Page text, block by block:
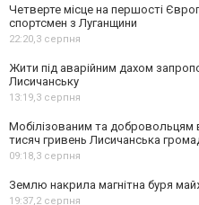
Четверте місце на першості
спортсмен з Луганщини
22:20,3 серпня
Жити під аварійним дахом
Лисичанську
13:19,3 серпня
Мобілізованим та
тисяч гривень Лисичанська
09:18,3 серпня
Землю накрила магнітна буря
19:37,2 серпня